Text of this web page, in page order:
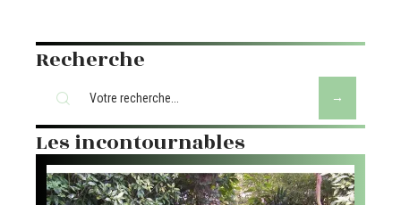
Recherche
Les incontournables